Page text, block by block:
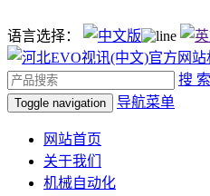
语言选择：
搜 索
Toggle navigation 导航菜单
网站首页
关于我们
机械自动化